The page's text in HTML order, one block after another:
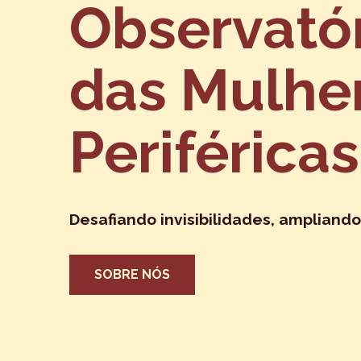
das
Periféricas
Desafiando invisibilidades,
SOBRE NÓS